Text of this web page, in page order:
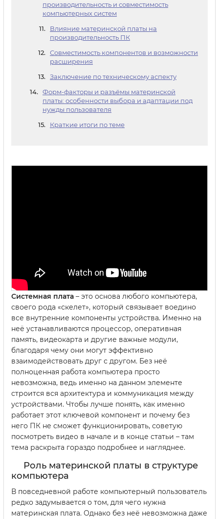
производительность и совместимость
компьютерных систем
Влияние материнской платы на
производительность ПК
Совместимость компонентов и возможности
расширения
Заключение по техническому аспекту
Форм-факторы и разъёмы материнской
платы: особенности выбора и адаптации под
нужды пользователя
Краткие итоги по теме
Системная плата – это основа любого компьютера,
своего рода «скелет», который связывает воедино
все внутренние компоненты устройства. Именно на
неё устанавливаются процессор, оперативная
память, видеокарта и другие важные модули,
благодаря чему они могут эффективно
взаимодействовать друг с другом. Без неё
полноценная работа компьютера просто
невозможна, ведь именно на данном элементе
строится вся архитектура и коммуникация между
устройствами. Чтобы лучше понять, как именно
работает этот ключевой компонент и почему без
него ПК не сможет функционировать, советую
посмотреть видео в начале и в конце статьи – там
тема раскрыта гораздо подробнее и нагляднее.
Роль материнской платы в структуре
компьютера
В повседневной работе компьютерный пользователь
редко задумывается о том, для чего нужна
материнская плата. Однако без неё невозможна даже